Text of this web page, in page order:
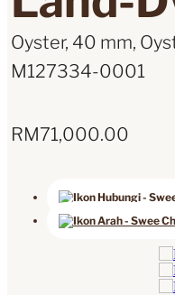
Oyster, 40 mm,
M127334-0001
RM71,000.00